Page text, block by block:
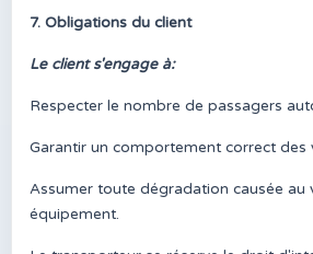
7. Obligations du client
Le client s'engage à:
Respecter le nombre de passagers
Garantir un comportement correct des
Assumer toute dégradation causée au
équipement.